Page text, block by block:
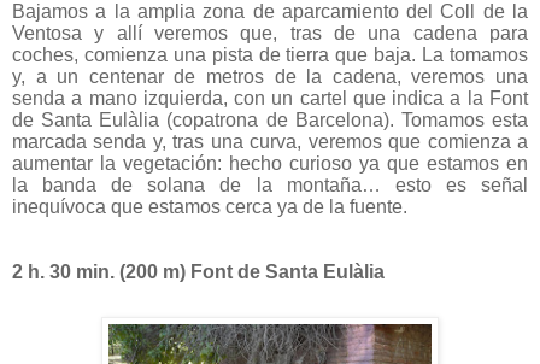
Bajamos a la amplia zona de aparcamiento del Coll de la
Ventosa y allí veremos que, tras de una cadena para
coches, comienza una pista de tierra que baja. La tomamos
y, a un centenar de metros de la cadena, veremos una
senda a mano izquierda, con un cartel que indica a la Font
de Santa Eulàlia (copatrona de Barcelona). Tomamos esta
marcada senda y, tras una curva, veremos que comienza a
aumentar la vegetación: hecho curioso ya que estamos en
la banda de solana de la montaña… esto es señal
inequívoca que estamos cerca ya de la fuente.
2 h. 30 min. (200 m) Font de Santa Eulàlia